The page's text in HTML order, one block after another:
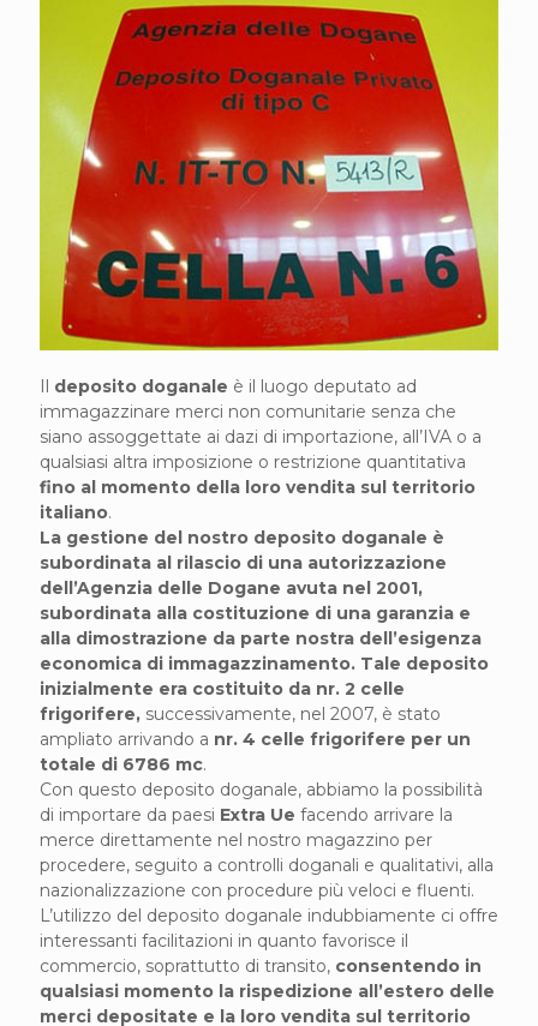
Il deposito doganale è il luogo deputato ad
immagazzinare merci non comunitarie senza che
siano assoggettate ai dazi di importazione, all’IVA o a
qualsiasi altra imposizione o restrizione quantitativa
fino al momento della loro vendita sul territorio
italiano.
La gestione del nostro deposito doganale è
subordinata al rilascio di una autorizzazione
dell’Agenzia delle Dogane avuta nel 2001,
subordinata alla costituzione di una garanzia e
alla dimostrazione da parte nostra dell’esigenza
economica di immagazzinamento. Tale deposito
inizialmente era costituito da nr. 2 celle
frigorifere, successivamente, nel 2007, è stato
ampliato arrivando a nr. 4 celle frigorifere per un
totale di 6786 mc.
Con questo deposito doganale, abbiamo la possibilità
di importare da paesi Extra Ue facendo arrivare la
merce direttamente nel nostro magazzino per
procedere, seguito a controlli doganali e qualitativi, alla
nazionalizzazione con procedure più veloci e fluenti.
L’utilizzo del deposito doganale indubbiamente ci offre
interessanti facilitazioni in quanto favorisce il
commercio, soprattutto di transito, consentendo in
qualsiasi momento la rispedizione all’estero delle
merci depositate e la loro vendita sul territorio